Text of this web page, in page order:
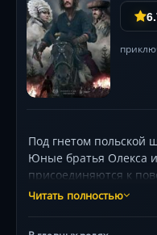
Под гнетом польской
Юные братья Олекса
присоединяются к
выбирают разные
Читать полностью